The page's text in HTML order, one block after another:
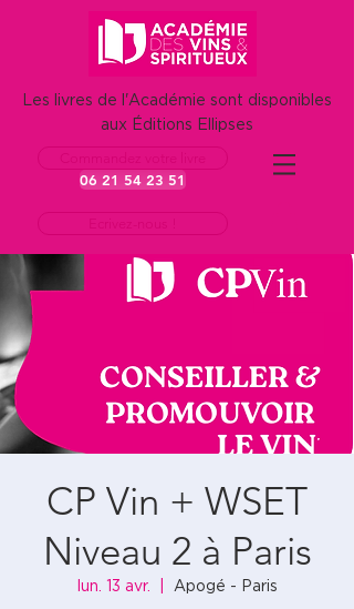
Les livres de l'Académie sont disponibles
aux Éditions Ellipses
06 21 54 23 51
CP Vin + WSET
Niveau 2 à Paris
lun. 13 avr. Apogé - Paris